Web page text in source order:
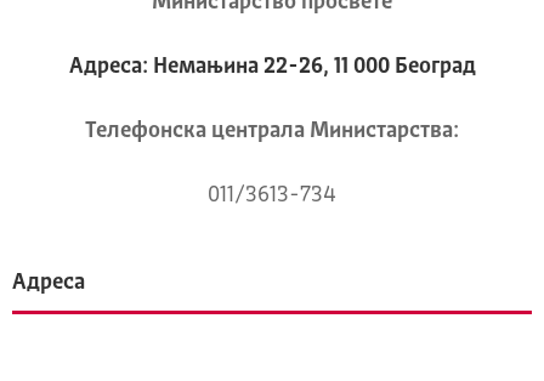
Адреса: Немањина 22-26, 11 000 Београд
Телeфонска централа Mинистарства:
011/3613-734
Адреса